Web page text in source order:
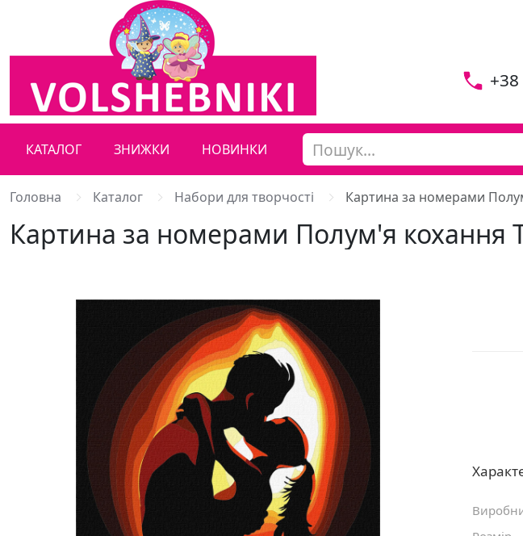
КАТАЛОГ ЗНИЖКИ НОВИНКИ
Головна Каталог Набори для творчості Картина за номерами
Картина за номерами Полум'я кохання